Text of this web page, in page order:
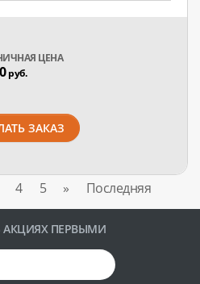
ЦЕНА
руб.
ЗАКАЗ
4 5 » Последняя
АКЦИЯХ ПЕРВЫМИ